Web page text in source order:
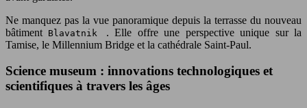
Ne manquez pas la vue panoramique depuis la terrasse du nouveau
bâtiment Blavatnik . Elle offre une perspective unique sur la
Tamise, le Millennium Bridge et la cathédrale Saint-Paul.
Science museum : innovations technologiques et
scientifiques à travers les âges